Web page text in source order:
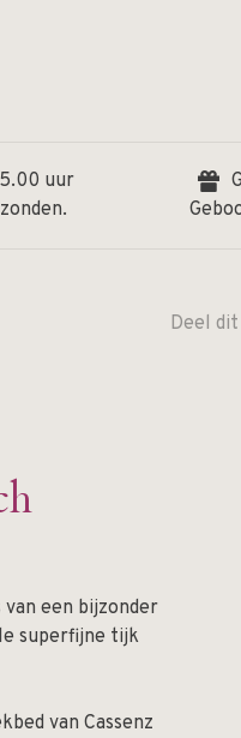
uur
Deel
van een bijzonder
superfijne tijk
van Cassenz